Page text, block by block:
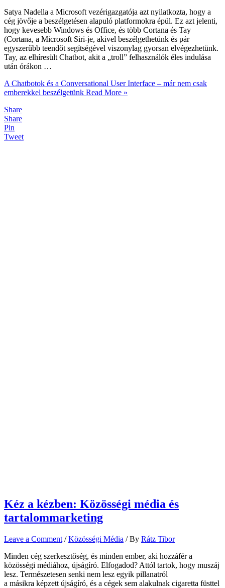
Satya Nadella a Microsoft vezérigazgatója azt nyilatkozta, hogy a
cég jövője a beszélgetésen alapuló platformokra épül. Ez azt jelenti,
hogy kevesebb Windows és Office, és több Cortana és Tay
(Cortana, a Microsoft Siri-je, akivel beszélgethetünk és pár
egyszerűbb teendőt segítségével viszonylag gyorsan elvégezhetünk.
Tay, az elhíresült Chatbot, akit a „troll” felhasználók éles indulása
után órákon …
A Chatbotok és a Conversational User Interface – már nem csak
emberekkel beszélgetünk Read More »
Share
Share
Pin
Tweet
Kéz a kézben: Közösségi média és
tartalommarketing
Leave a Comment /Közösségi Média / By Rátz Tibor
Minden cég szerkesztőség, és minden ember, aki hozzáfér a
közösségi médiához, újságíró. Elfogadod? Attól tartok, hogy muszáj
lesz. Természetesen senki nem lesz egyik pillanatról
a másikra képzett újságíró, és a cégek sem alakulnak cigaretta füsttel